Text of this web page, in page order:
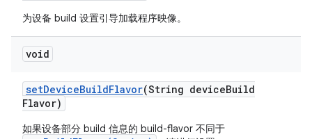
为设备 build 设置引导加载程序映像。
void
setDeviceBuildFlavor(String deviceBuild
Flavor)
如果设备部分 build 信息的 build-flavor 不同于